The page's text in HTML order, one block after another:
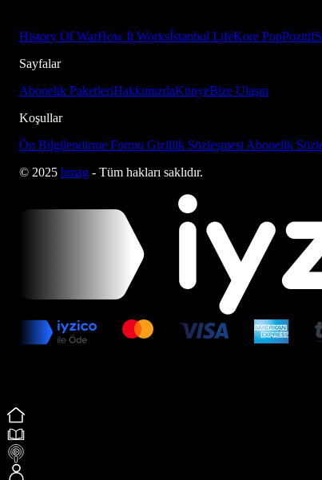
History Of WarHow It Worksİstanbul LifeKore PopPozitif
Sayfalar
Abonelik PaketleriHakkımızdaKünyeBize Ulaşın
Koşullar
Ön Bilgilendirme Formu Gizlilik Sözleşmesi Abonelik
© 2025 bmag - Tüm hakları saklıdır.